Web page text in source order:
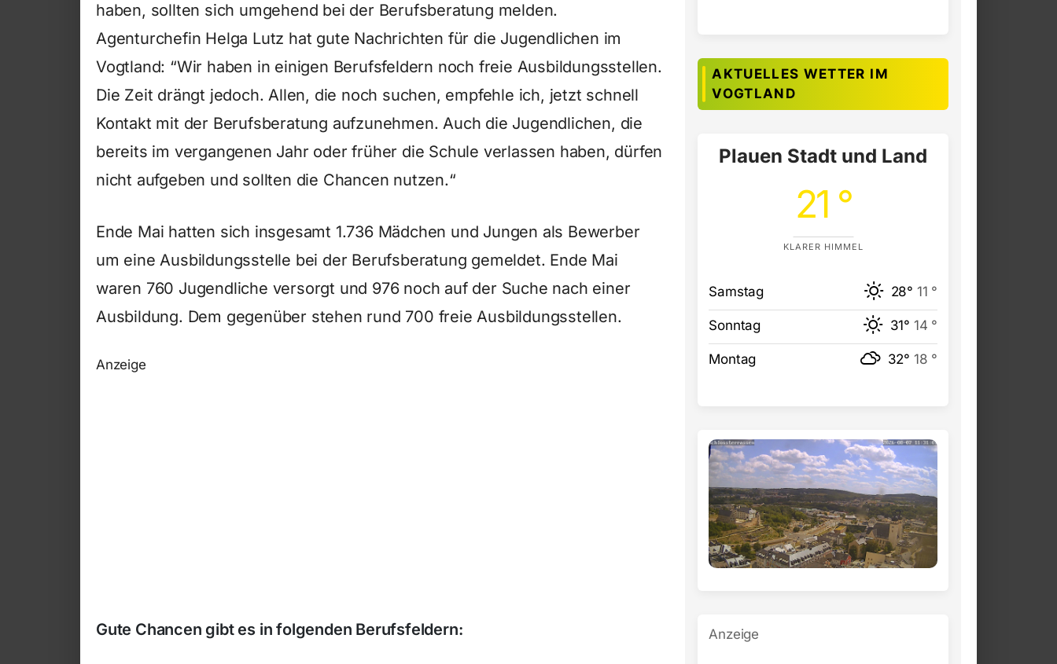
haben, sollten sich umgehend bei der Berufsberatung melden.
Agenturchefin Helga Lutz hat gute Nachrichten für die Jugendlichen im
Vogtland: “Wir haben in einigen Berufsfeldern noch freie Ausbildungsstellen.
Die Zeit drängt jedoch. Allen, die noch suchen, empfehle ich, jetzt schnell
Kontakt mit der Berufsberatung aufzunehmen. Auch die Jugendlichen, die
bereits im vergangenen Jahr oder früher die Schule verlassen haben, dürfen
nicht aufgeben und sollten die Chancen nutzen.“
Ende Mai hatten sich insgesamt 1.736 Mädchen und Jungen als Bewerber
um eine Ausbildungsstelle bei der Berufsberatung gemeldet. Ende Mai
waren 760 Jugendliche versorgt und 976 noch auf der Suche nach einer
Ausbildung. Dem gegenüber stehen rund 700 freie Ausbildungsstellen.
Anzeige
Gute Chancen gibt es in folgenden Berufsfeldern:
AKTUELLES WETTER IM
VOGTLAND
Plauen Stadt und Land
21 °
KLARER HIMMEL
Samstag 28° 11 °
Sonntag 31° 14 °
Montag 32° 18 °
Anzeige